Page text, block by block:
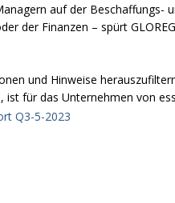
auf der Beschaffungs-
der Finanzen – spürt
und Hinweise
ist für das Unternehmen von
Q3-5-2023